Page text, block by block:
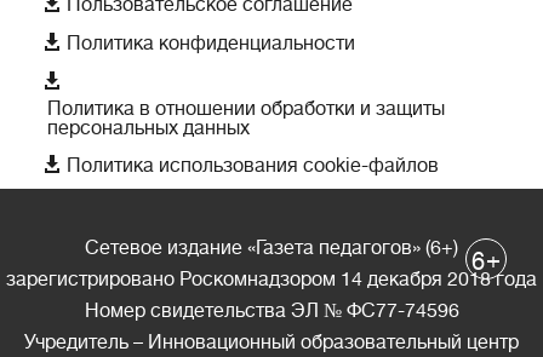
Пользовательское соглашение
 Политика конфиденциальности

Политика в отношении обработки и защиты
персональных данных
 Политика использования cookie-файлов
Сетевое издание «Газета педагогов» (6+)
зарегистрировано Роскомнадзором 14 декабря 2018 года
Номер свидетельства ЭЛ № ФС77-74596
Учредитель – Инновационный образовательный центр
6+